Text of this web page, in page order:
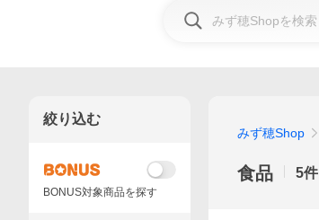
みず穂Shop
食品 5件
絞り込む
BONUS対象商品を探す